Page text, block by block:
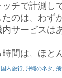
ッチで計測し
たのは、わ
内サービスは
間は、ほと
内旅行 沖縄のネタ 飛